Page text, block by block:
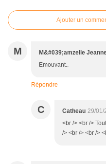
Ajouter un
M M&#039;amzelle
Emouvant..
Répondre
C Catheau 29/01/
<br /> <br />
/> <br /> <br />